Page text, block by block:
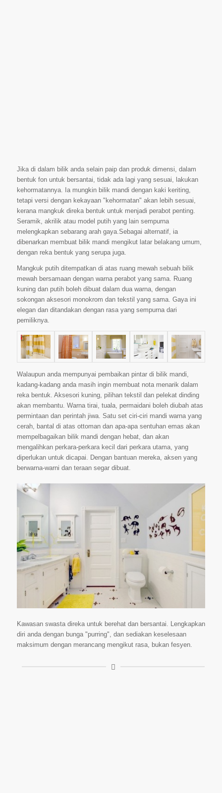
Jika di dalam bilik anda selain paip dan produk dimensi, dalam
bentuk fon untuk bersantai, tidak ada lagi yang sesuai, lakukan
kehormatannya. Ia mungkin bilik mandi dengan kaki keriting,
tetapi versi dengan kekayaan "kehormatan" akan lebih sesuai,
kerana mangkuk direka bentuk untuk menjadi perabot penting.
Seramik, akrilik atau model putih yang lain sempurna
melengkapkan sebarang arah gaya.Sebagai alternatif, ia
dibenarkan membuat bilik mandi mengikut latar belakang umum,
dengan reka bentuk yang serupa juga.
Mangkuk putih ditempatkan di atas ruang mewah sebuah bilik
mewah bersamaan dengan warna perabot yang sama. Ruang
kuning dan putih boleh dibuat dalam dua warna, dengan
sokongan aksesori monokrom dan tekstil yang sama. Gaya ini
elegan dan ditandakan dengan rasa yang sempurna dari
pemiliknya.
Walaupun anda mempunyai pembaikan pintar di bilik mandi,
kadang-kadang anda masih ingin membuat nota menarik dalam
reka bentuk. Aksesori kuning, pilihan tekstil dan pelekat dinding
akan membantu. Warna tirai, tuala, permaidani boleh diubah atas
permintaan dan perintah jiwa. Satu set ciri-ciri mandi warna yang
cerah, bantal di atas ottoman dan apa-apa sentuhan emas akan
mempelbagaikan bilik mandi dengan hebat, dan akan
mengalihkan perkara-perkara kecil dari perkara utama, yang
diperlukan untuk dicapai. Dengan bantuan mereka, aksen yang
berwarna-warni dan teraan segar dibuat.
Kawasan swasta direka untuk berehat dan bersantai. Lengkapkan
diri anda dengan bunga "purring", dan sediakan keselesaan
maksimum dengan merancang mengikut rasa, bukan fesyen.